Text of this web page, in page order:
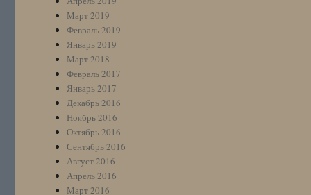
Март 2019
Февраль 2019
Январь 2019
Март 2018
Февраль 2017
Январь 2017
Декабрь 2016
Ноябрь 2016
Октябрь 2016
Сентябрь 2016
Август 2016
Апрель 2016
Март 2016